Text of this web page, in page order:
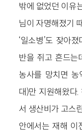
밖에 없었던 이유
님이 자명해졌기
‘일소병’도 잦아
반을 쥐고 흔드는
농사를 망치면
대)만 지원해왔다
서 생산비가 고스
안에서는 재해 이